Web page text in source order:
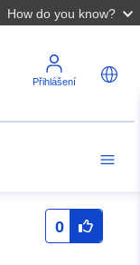
How do you know?
Přihlášení
0